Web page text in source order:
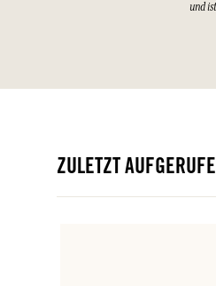
und
ZULETZT